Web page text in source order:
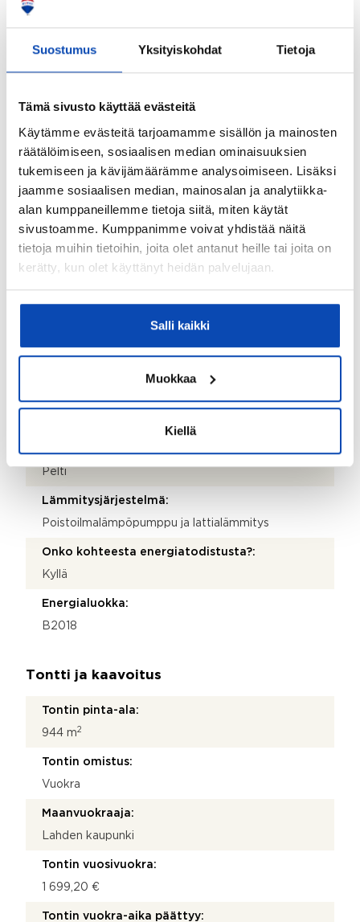
Suostumus Yksityiskohdat Tietoja
Tämä sivusto käyttää evästeitä
Käytämme evästeitä tarjoamamme sisällön ja mainosten
räätälöimiseen, sosiaalisen median ominaisuuksien
tukemiseen ja kävijämäärämme analysoimiseen. Lisäksi
jaamme sosiaalisen median, mainosalan ja analytiikka-
alan kumppaneillemme tietoja siitä, miten käytät
sivustoamme. Kumppanimme voivat yhdistää näitä
tietoja muihin tietoihin, joita olet antanut heille tai joita on
kerätty, kun olet käyttänyt heidän palvelujaan.
Salli kaikki
Muokkaa
Kiellä
28 x 145 porolankku. Terassi osittain katettu.
Kaapistot ja lämmin ulkovarasto
Kohteen yleiskunto:
Uusi
Kiinteistö
Valmistumisvuosi:
2026
Rakennus- ja pintamateriaalit:
Pelti
Lämmitysjärjestelmä:
Poistoilmalämpöpumppu ja lattialämmitys
Onko kohteesta energiatodistusta?:
Kyllä
Energialuokka:
B2018
Tontti ja kaavoitus
Tontin pinta-ala:
944 m2
Tontin omistus:
Vuokra
Maanvuokraaja:
Lahden kaupunki
Tontin vuosivuokra:
1 699,20 €
Tontin vuokra-aika päättyy: